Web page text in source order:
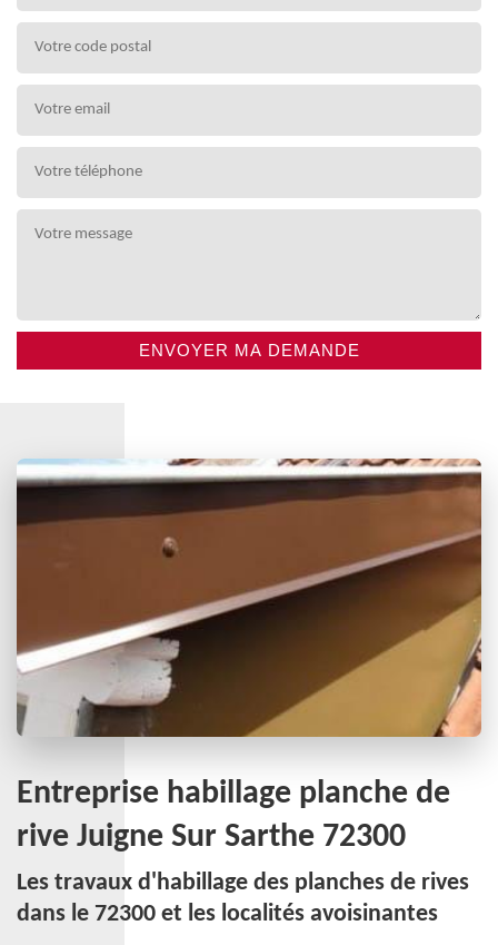
Entreprise habillage planche de
rive Juigne Sur Sarthe 72300
Les travaux d'habillage des planches de rives
dans le 72300 et les localités avoisinantes